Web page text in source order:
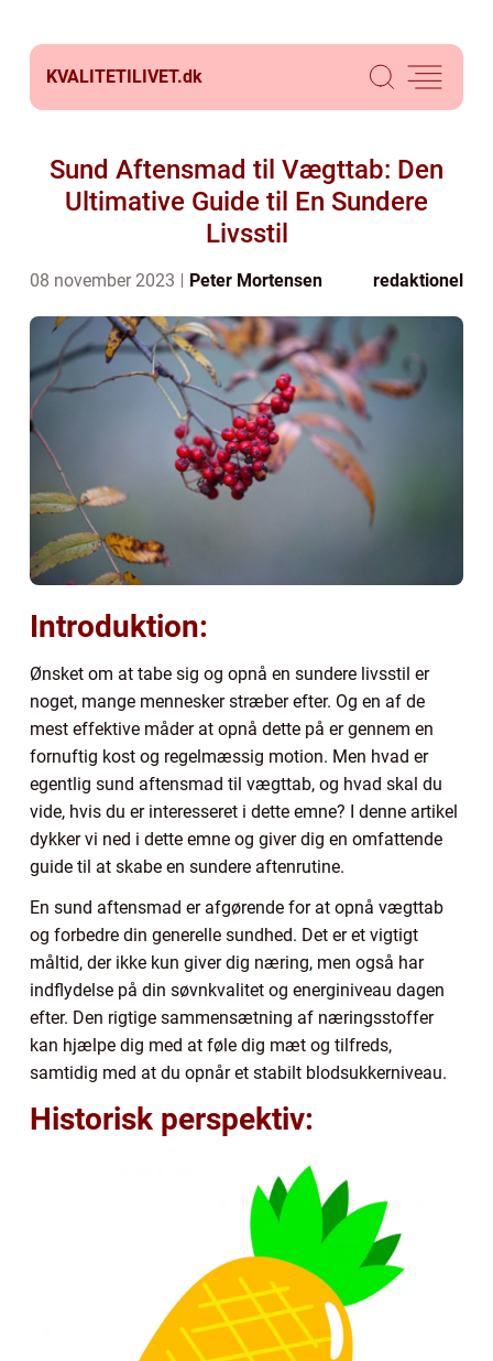
KVALITETILIVET.dk
Sund Aftensmad til Vægttab: Den
Ultimative Guide til En Sundere
Livsstil
08 november 2023 Peter Mortensen redaktionel
Introduktion:
Ønsket om at tabe sig og opnå en sundere livsstil er
noget, mange mennesker stræber efter. Og en af de
mest effektive måder at opnå dette på er gennem en
fornuftig kost og regelmæssig motion. Men hvad er
egentlig sund aftensmad til vægttab, og hvad skal du
vide, hvis du er interesseret i dette emne? I denne artikel
dykker vi ned i dette emne og giver dig en omfattende
guide til at skabe en sundere aftenrutine.
En sund aftensmad er afgørende for at opnå vægttab
og forbedre din generelle sundhed. Det er et vigtigt
måltid, der ikke kun giver dig næring, men også har
indflydelse på din søvnkvalitet og energiniveau dagen
efter. Den rigtige sammensætning af næringsstoffer
kan hjælpe dig med at føle dig mæt og tilfreds,
samtidig med at du opnår et stabilt blodsukkerniveau.
Historisk perspektiv: